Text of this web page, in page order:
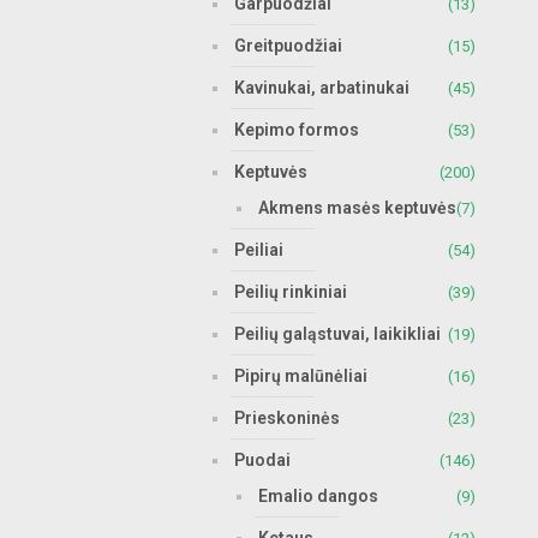
(13)
Greitpuodžiai (15)
Kavinukai, arbatinukai (45)
Kepimo formos (53)
Keptuvės (200)
Akmens masės keptuvės(7)
Peiliai (54)
Peilių rinkiniai (39)
Peilių galąstuvai, laikikliai (19)
Pipirų malūnėliai (16)
Prieskoninės (23)
Puodai (146)
Emalio dangos (9)